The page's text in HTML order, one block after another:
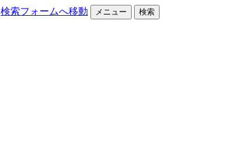
検索フォームへ移動 メニュー 検索